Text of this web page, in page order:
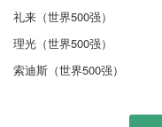
礼来（世界500强）
理光（世界500强）
索迪斯（世界500强）